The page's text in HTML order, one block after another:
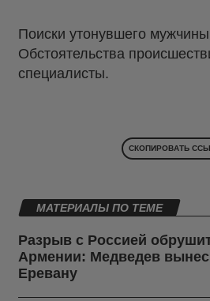
Поиски утонувшего
Обстоятельства
специалисты.
СКОПИРОВАТЬ
МАТЕРИАЛЫ ПО ТЕМЕ
Разрыв с Россией
Армении: Медведев вынес
Еревану